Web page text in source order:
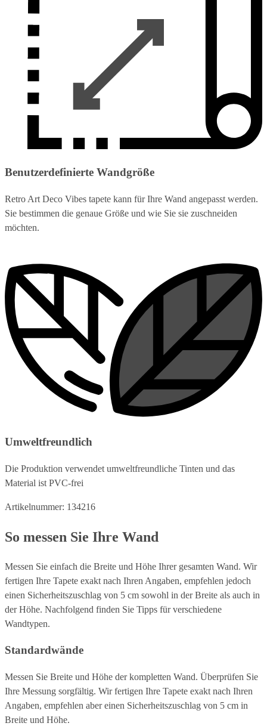
Benutzerdefinierte Wandgröße
Retro Art Deco Vibes tapete kann für Ihre Wand angepasst werden.
Sie bestimmen die genaue Größe und wie Sie sie zuschneiden
möchten.
Umweltfreundlich
Die Produktion verwendet umweltfreundliche Tinten und das
Material ist PVC-frei
Artikelnummer: 134216
So messen Sie Ihre Wand
Messen Sie einfach die Breite und Höhe Ihrer gesamten Wand. Wir
fertigen Ihre Tapete exakt nach Ihren Angaben, empfehlen jedoch
einen Sicherheitszuschlag von 5 cm sowohl in der Breite als auch in
der Höhe. Nachfolgend finden Sie Tipps für verschiedene
Wandtypen.
Standardwände
Messen Sie Breite und Höhe der kompletten Wand. Überprüfen Sie
Ihre Messung sorgfältig. Wir fertigen Ihre Tapete exakt nach Ihren
Angaben, empfehlen aber einen Sicherheitszuschlag von 5 cm in
Breite und Höhe.